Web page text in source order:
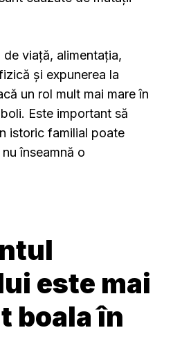
viață, alimentația,
și expunerea la
un rol mult mai mare în
Este important să
istoric familial poate
înseamnă o
este mai
boala în